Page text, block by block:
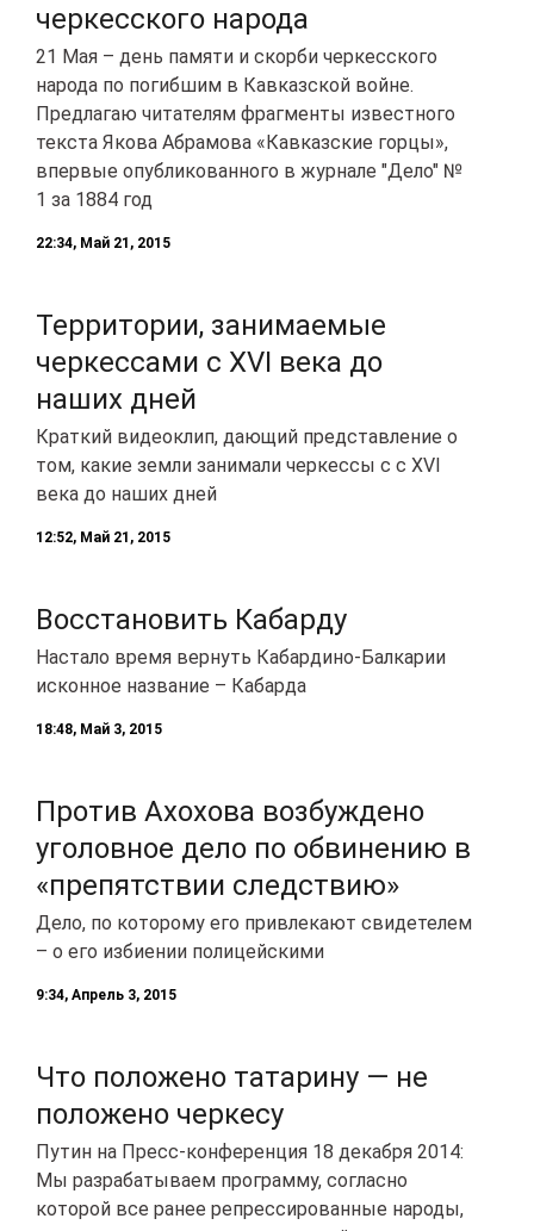
черкесского народа
21 Мая – день памяти и скорби черкесского
народа по погибшим в Кавказской войне.
Предлагаю читателям фрагменты известного
текста Якова Абрамова «Кавказские горцы»,
впервые опубликованного в журнале "Дело" №
1 за 1884 год
22:34, Май 21, 2015
Территории, занимаемые
черкессами с XVI века до
наших дней
Краткий видеоклип, дающий представление о
том, какие земли занимали черкессы с с XVI
века до наших дней
12:52, Май 21, 2015
Восстановить Кабарду
Настало время вернуть Кабардино-Балкарии
исконное название – Кабарда
18:48, Май 3, 2015
Против Ахохова возбуждено
уголовное дело по обвинению в
«препятствии следствию»
Дело, по которому его привлекают свидетелем
– о его избиении полицейскими
9:34, Апрель 3, 2015
Что положено татарину — не
положено черкесу
Путин на Пресс-конференция 18 декабря 2014:
Мы разрабатываем программу, согласно
которой все ранее репрессированные народы,